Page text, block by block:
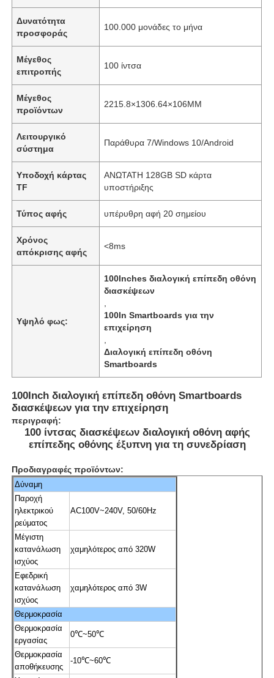
Αρχική Σελίδα
Προϊόντα
Βίντεο
Δυνατότητα
προσφοράς
100.000 μονάδες το μήνα
Μέγεθος
επιτροπής
100 ίντσα
Μέγεθος
προϊόντων
2215.8×1306.64×106MM
Λειτουργικό
σύστημα
Παράθυρα 7/Windows 10/Android
Υποδοχή κάρτας
TF
ΑΝΩΤΑΤΗ 128GB SD κάρτα
υποστήριξης
Τύπος αφής υπέρυθρη αφή 20 σημείου
Χρόνος
απόκρισης αφής
<8ms
Υψηλό φως:
100Inches διαλογική επίπεδη οθόνη
διασκέψεων
100In Smartboards για την
επιχείρηση
Διαλογική επίπεδη οθόνη
Smartboards
100Inch διαλογική επίπεδη οθόνη Smartboards
διασκέψεων για την επιχείρηση
περιγραφή:
100 ίντσας διασκέψεων διαλογική οθόνη αφής
επίπεδης οθόνης έξυπνη για τη συνεδρίαση
Προδιαγραφές προϊόντων:
Δύναμη
Παροχή
ηλεκτρικού
ρεύματος
AC100V~240V, 50/60Hz
Μέγιστη
κατανάλωση
ισχύος
χαμηλότερος από 320W
Εφεδρική
κατανάλωση
ισχύος
χαμηλότερος από 3W
Θερμοκρασία
Θερμοκρασία
εργασίας
0℃~50℃
Θερμοκρασία
αποθήκευσης
-10℃~60℃